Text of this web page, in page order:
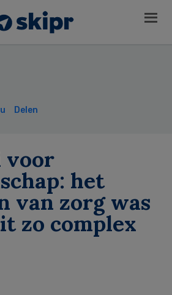
Delen
voor
het
van zorg was
zo complex